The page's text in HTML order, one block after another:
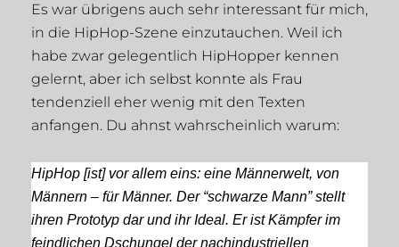
Es war übrigens auch sehr interessant für mich,
in die HipHop-Szene einzutauchen. Weil ich
habe zwar gelegentlich HipHopper kennen
gelernt, aber ich selbst konnte als Frau
tendenziell eher wenig mit den Texten
anfangen. Du ahnst wahrscheinlich warum:
HipHop [ist] vor allem eins: eine Männerwelt, von
Männern – für Männer. Der “schwarze Mann” stellt
ihren Prototyp dar und ihr Ideal. Er ist Kämpfer im
feindlichen Dschungel der nachindustriellen